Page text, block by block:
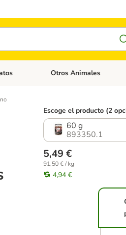
abierto: Comida GatosMenú de categoria abierto:
Otros Animales
Escoge el producto (2
60 g
893350.1
5,49 €
91,50 € / kg
4,94 €